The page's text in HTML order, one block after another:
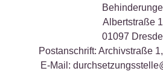
Albertstraße
01097
Postanschrift: Archivstraße
E-Mail: